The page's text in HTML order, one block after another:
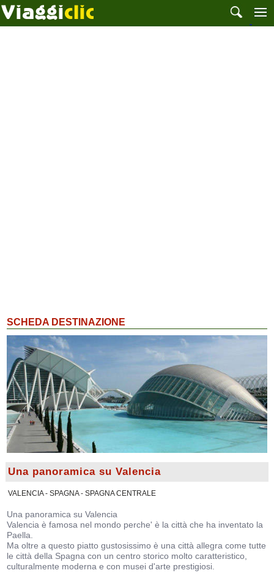
SCHEDA DESTINAZIONE
Una panoramica su Valencia
VALENCIA - SPAGNA - SPAGNA CENTRALE
Una panoramica su Valencia
Valencia è famosa nel mondo perche' è la città che ha inventato la
Paella.
Ma oltre a questo piatto gustosissimo è una città allegra come tutte
le città della Spagna con un centro storico molto caratteristico,
culturalmente moderna e con musei d'arte prestigiosi.